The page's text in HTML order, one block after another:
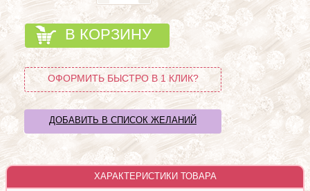
В КОРЗИНУ
ОФОРМИТЬ БЫСТРО В 1 КЛИК?
ДОБАВИТЬ В СПИСОК ЖЕЛАНИЙ
ХАРАКТЕРИСТИКИ ТОВАРА